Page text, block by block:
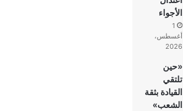
الأجواء
1
أغسطس،
2026
«حين
تلتقي
القيادة بثقة
الشعب»